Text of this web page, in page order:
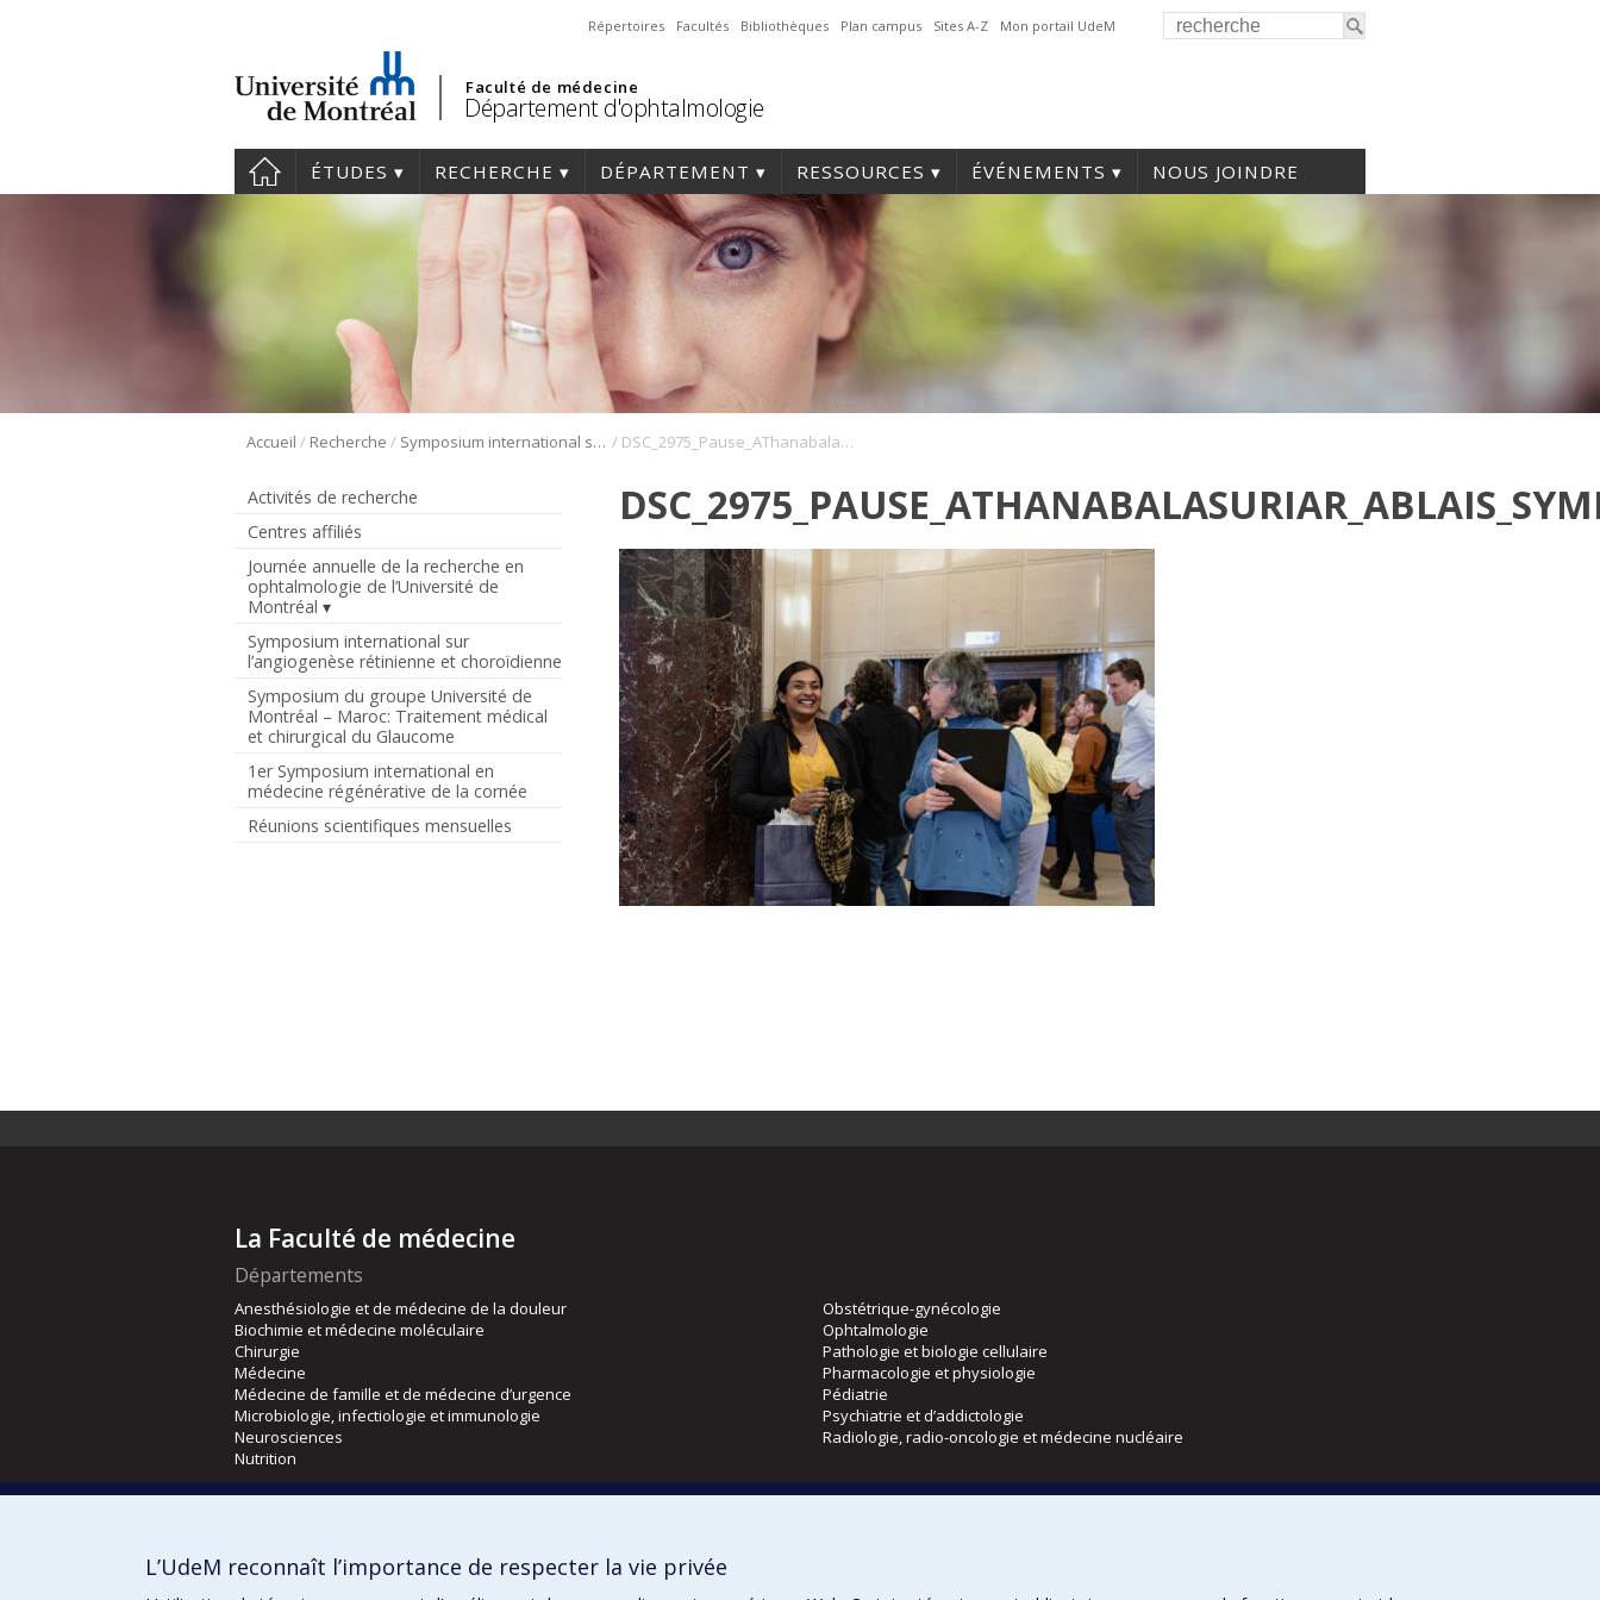
Répertoires Facultés Bibliothèques Plan campus Sites A-Z Mon portail UdeM
Faculté de médecine
Département d'ophtalmologie
ÉTUDES RECHERCHE DÉPARTEMENT RESSOURCES ÉVÉNEMENTS NOUS JOINDRE
Accueil / Recherche / Symposium international sur l’angiogenèse rétinienne et choroïdienne / DSC_2975_Pause_AThanabalasuriar_ABlais_Symposium_Angio_2022
Activités de recherche
Centres affiliés
Journée annuelle de la recherche en
ophtalmologie de l’Université de
Montréal
Symposium international sur
l’angiogenèse rétinienne et choroïdienne
Symposium du groupe Université de
Montréal – Maroc: Traitement médical
et chirurgical du Glaucome
1er Symposium international en
médecine régénérative de la cornée
Réunions scientifiques mensuelles
La Faculté de médecine
Départements
Anesthésiologie et de médecine de la douleur
Biochimie et médecine moléculaire
Chirurgie
Médecine
Médecine de famille et de médecine d’urgence
Microbiologie, infectiologie et immunologie
Neurosciences
Nutrition
Obstétrique-gynécologie
Ophtalmologie
Pathologie et biologie cellulaire
Pharmacologie et physiologie
Pédiatrie
Psychiatrie et d’addictologie
Radiologie, radio-oncologie et médecine nucléaire
Orthophonie et audiologie
L’UdeM reconnaît l’importance de respecter la vie privée